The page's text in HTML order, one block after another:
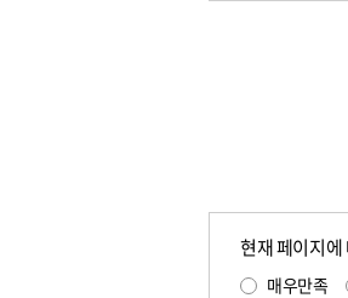
현재 페이지에
매우만족